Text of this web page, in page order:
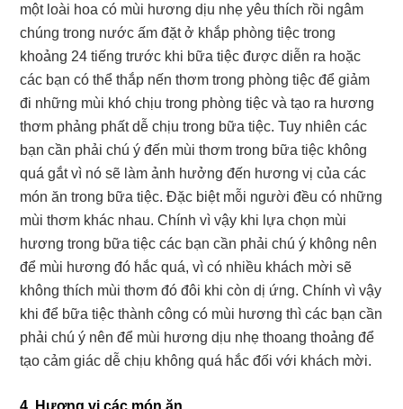
một loài hoa có mùi hương dịu nhẹ yêu thích rồi ngâm
chúng trong nước ấm đặt ở khắp phòng tiệc trong
khoảng 24 tiếng trước khi bữa tiệc được diễn ra hoặc
các bạn có thể thắp nến thơm trong phòng tiệc để giảm
đi những mùi khó chịu trong phòng tiệc và tạo ra hương
thơm phảng phất dễ chịu trong bữa tiệc. Tuy nhiên các
bạn cần phải chú ý đến mùi thơm trong bữa tiệc không
quá gắt vì nó sẽ làm ảnh hưởng đến hương vị của các
món ăn trong bữa tiệc. Đặc biệt mỗi người đều có những
mùi thơm khác nhau. Chính vì vậy khi lựa chọn mùi
hương trong bữa tiệc các bạn cần phải chú ý không nên
để mùi hương đó hắc quá, vì có nhiều khách mời sẽ
không thích mùi thơm đó đôi khi còn dị ứng. Chính vì vậy
khi để bữa tiệc thành công có mùi hương thì các bạn cần
phải chú ý nên để mùi hương dịu nhẹ thoang thoảng để
tạo cảm giác dễ chịu không quá hắc đối với khách mời.
4. Hương vị các món ăn